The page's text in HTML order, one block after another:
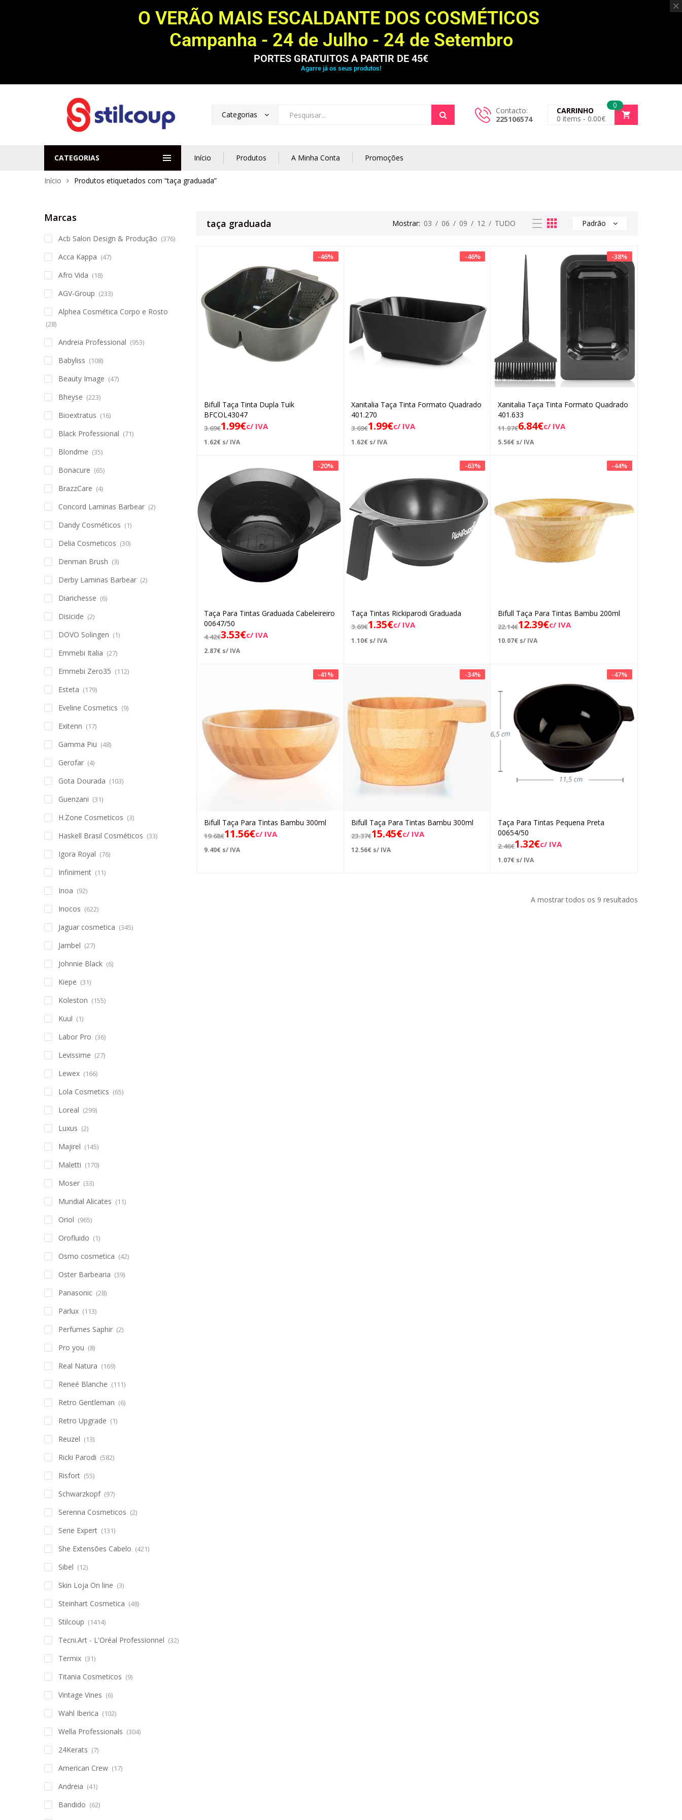
O VERÃO MAIS ESCALDANTE DOS COSMÉTICOS
Campanha - 24 de Julho - 24 de Setembro
PORTES GRATUITOS A PARTIR DE 45€
Agarre já os seus produtos!
Categorias
Contacto:
225106574
0
CARRINHO
0 items - 0.00€
CATEGORIAS Início Produtos A Minha Conta Promoções
Início Produtos etiquetados com “taça graduada”
taça graduada Mostrar: 03 / 06 / 09 / 12 / TUDO Padrão
-46%
Adicionar
Bifull Taça Tinta Dupla Tuik
BFCOL43047
3.69€1.99€c/ IVA
1.62€ s/ IVA
-46%
Adicionar
Xanitalia Taça Tinta Formato Quadrado
401.270
3.69€1.99€c/ IVA
1.62€ s/ IVA
-38%
Adicionar
Xanitalia Taça Tinta Formato Quadrado
401.633
11.07€6.84€c/ IVA
5.56€ s/ IVA
-20%
Adicionar
Taça Para Tintas Graduada Cabeleireiro
00647/50
4.42€3.53€c/ IVA
2.87€ s/ IVA
-63%
Adicionar
Taça Tintas Rickiparodi Graduada
3.69€1.35€c/ IVA
1.10€ s/ IVA
-44%
Adicionar
Bifull Taça Para Tintas Bambu 200ml
22.14€12.39€c/ IVA
10.07€ s/ IVA
-41%
Adicionar
Bifull Taça Para Tintas Bambu 300ml
19.68€11.56€c/ IVA
9.40€ s/ IVA
-34%
Adicionar
Bifull Taça Para Tintas Bambu 300ml
23.37€15.45€c/ IVA
12.56€ s/ IVA
-47%
Adicionar
Taça Para Tintas Pequena Preta
00654/50
2.46€1.32€c/ IVA
1.07€ s/ IVA
A mostrar todos os 9 resultados
Marcas
Acb Salon Design & Produção (376)
Acca Kappa (47)
Afro Vida (18)
AGV-Group (233)
Alphea Cosmética Corpo e Rosto
(28)
Andreia Professional (953)
Babyliss (108)
Beauty Image (47)
Bheyse (223)
Bioextratus (16)
Black Professional (71)
Blondme (35)
Bonacure (65)
BrazzCare (4)
Concord Laminas Barbear (2)
Dandy Cosméticos (1)
Delia Cosmeticos (30)
Denman Brush (3)
Derby Laminas Barbear (2)
Diarichesse (6)
Disicide (2)
DOVO Solingen (1)
Emmebi Italia (27)
Emmebi Zero35 (112)
Esteta (179)
Eveline Cosmetics (9)
Exitenn (17)
Gamma Piu (48)
Gerofar (4)
Gota Dourada (103)
Guenzani (31)
H.Zone Cosmeticos (3)
Haskell Brasil Cosméticos (33)
Igora Royal (76)
Infiniment (11)
Inoa (92)
Inocos (622)
Jaguar cosmetica (345)
Jambel (27)
Johnnie Black (6)
Kiepe (31)
Koleston (155)
Kuul (1)
Labor Pro (36)
Levissime (27)
Lewex (166)
Lola Cosmetics (65)
Loreal (299)
Luxus (2)
Majirel (145)
Maletti (170)
Moser (33)
Mundial Alicates (11)
Oriol (965)
Orofluido (1)
Osmo cosmetica (42)
Oster Barbearia (39)
Panasonic (28)
Parlux (113)
Perfumes Saphir (2)
Pro you (8)
Real Natura (169)
Reneé Blanche (111)
Retro Gentleman (6)
Retro Upgrade (1)
Reuzel (13)
Ricki Parodi (582)
Risfort (55)
Schwarzkopf (97)
Serenna Cosmeticos (2)
Serie Expert (131)
She Extensões Cabelo (421)
Sibel (12)
Skin Loja On line (3)
Steinhart Cosmetica (48)
Stilcoup (1414)
Tecni.Art - L'Oréal Professionnel (32)
Termix (31)
Titania Cosmeticos (9)
Vintage Vines (6)
Wahl Iberica (102)
Wella Professionals (304)
24Kerats (7)
American Crew (17)
Andreia (41)
Bandido (62)